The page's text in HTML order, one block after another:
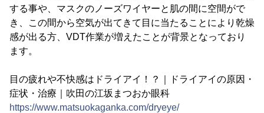
する事や、マスクのノーズワイヤーと肌の間に空間がで
き、この間から空気が出てきて目に当たることにより乾燥
感が出る方、VDT作業が増えたことが背景となっており
ます。
目の疲れや不快感はドライアイ！？｜ドライアイの原因・
症状・治療｜吹田の江坂まつおか眼科
https://www.matsuokaganka.com/dryeye/